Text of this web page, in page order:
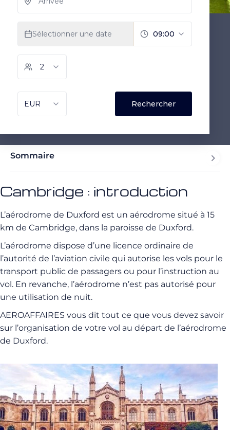
Sommaire
Cambridge : introduction
L’aérodrome de Duxford est un aérodrome situé à 15
km de Cambridge, dans la paroisse de Duxford.
L’aérodrome dispose d’une licence ordinaire de
l’autorité de l’aviation civile qui autorise les vols pour le
transport public de passagers ou pour l’instruction au
vol. En revanche, l’aérodrome n’est pas autorisé pour
une utilisation de nuit.
AEROAFFAIRES vous dit tout ce que vous devez savoir
sur l’organisation de votre vol au départ de l’aérodrome
de Duxford.